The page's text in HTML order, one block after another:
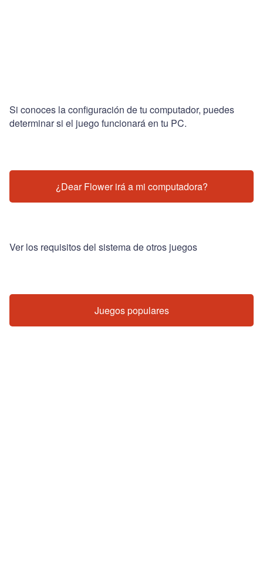
Si conoces la configuración de tu computador, puedes
determinar si el juego funcionará en tu PC.
¿Dear Flower irá a mi computadora?
Ver los requisitos del sistema de otros juegos
Juegos populares